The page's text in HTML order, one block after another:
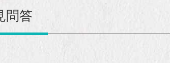
問答